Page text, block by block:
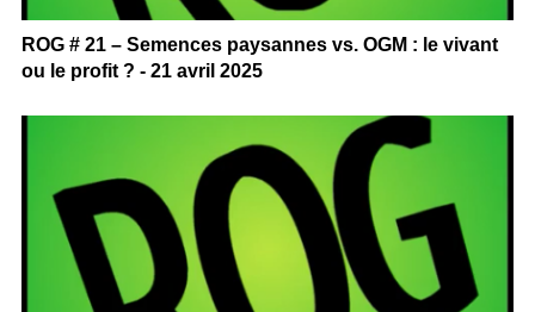
ROG # 21 – Semences paysannes vs. OGM : le vivant
ou le profit ? - 21 avril 2025